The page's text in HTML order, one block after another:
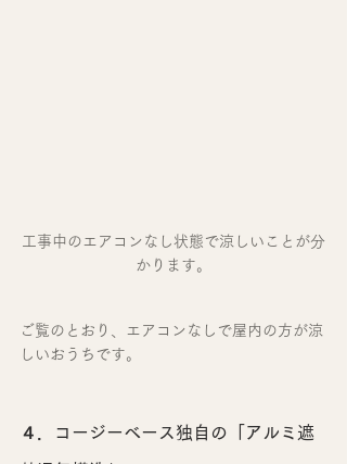
工事中のエアコンなし状態で涼しいことが分
かります。
ご覧のとおり、エアコンなしで屋内の方が涼
しいおうちです。
４．コージーベース独自の「アルミ遮